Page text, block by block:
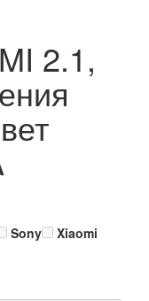
2.1,
Sony
Xiaomi